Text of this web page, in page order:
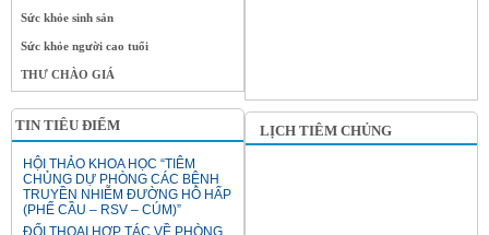
Sức khỏe sinh sản
Sức khỏe người cao tuổi
THƯ CHÀO GIÁ
TIN TIÊU ĐIỂM
HỘI THẢO KHOA HỌC “TIÊM
CHỦNG DỰ PHÒNG CÁC BỆNH
TRUYỀN NHIỄM ĐƯỜNG HÔ HẤP
(PHẾ CẦU – RSV – CÚM)”
ĐỐI THOẠI HỢP TÁC VỀ PHÒNG
LỊCH TIÊM CHỦNG